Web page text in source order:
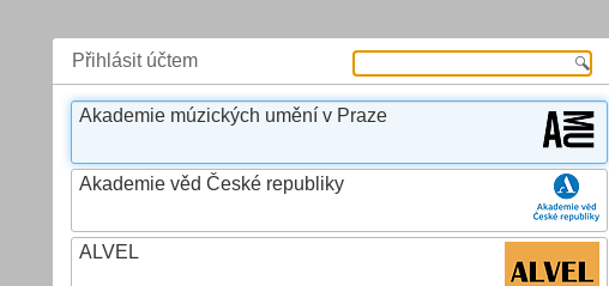
Přihlásit účtem
Akademie múzických umění v Praze
Akademie věd České republiky
ALVEL